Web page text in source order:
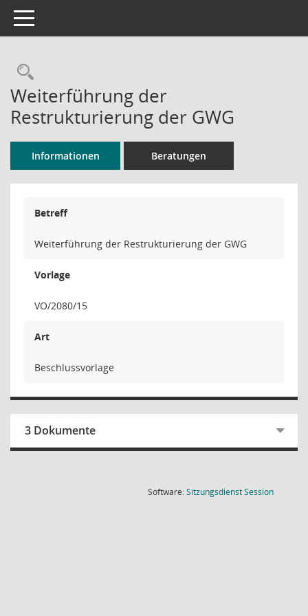
Toggle navigation
Rechercheauswahl
Weiterführung der
Restrukturierung der GWG
Informationen Beratungen
Betreff
Weiterführung der Restrukturierung der GWG
Vorlage
VO/2080/15
Art
Beschlussvorlage
3 Dokumente
Software:SitzungsdienstSession(Wird in